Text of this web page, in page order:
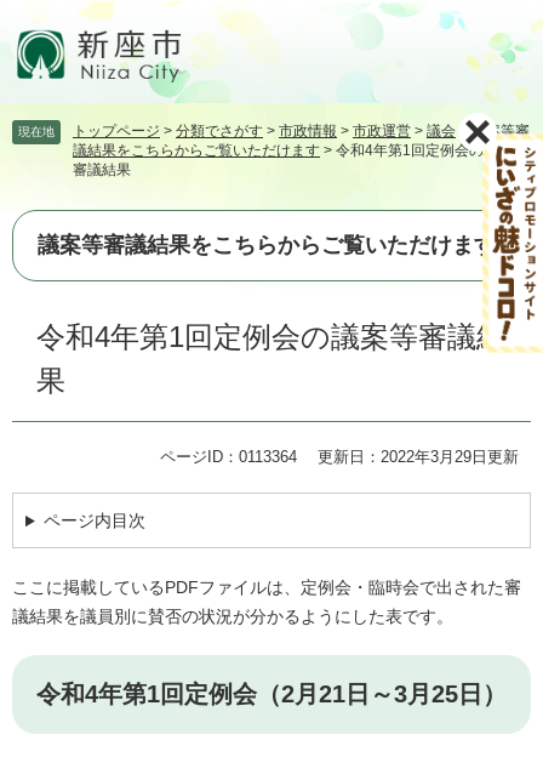
頭飛
て
文
現在地 トップページ > 分類でさがす > 市政情報 > 市政運営 > 議会>議案等審
議結果をこちらからご覧いただけます > 令和4年第1回定例会の議案等
審議結果
議案等審議結果をこちらからご覧いただけます
令和4年第1回定例会の議案等審議結
果
ページID：0113364 更新日：2022年3月29日更新
ページ内目次
ここに掲載しているPDFファイルは、定例会・臨時会で出された審
議結果を議員別に賛否の状況が分かるようにした表です。
令和4年第1回定例会（2月21日～3月25日）